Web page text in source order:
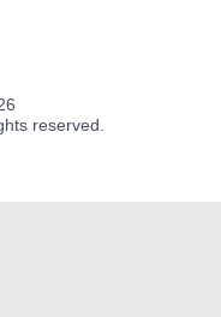
reserved.